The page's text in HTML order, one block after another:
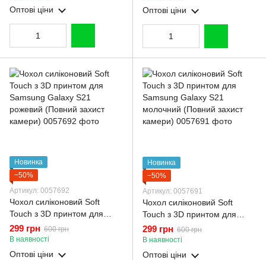
Оптові ціни Оптові ціни
Новинка
−50%
Артикул: 0057692
Чохол силіконовий Soft
Touch з 3D принтом для
Samsung Galaxy S21
рожевий (Повний захист
камери)
299 грн 600 грн
В наявності
Оптові ціни
Новинка
−50%
Артикул: 0057691
Чохол силіконовий Soft
Touch з 3D принтом для
Samsung Galaxy S21
молочний (Повний захист
камери)
299 грн 600 грн
В наявності
Оптові ціни